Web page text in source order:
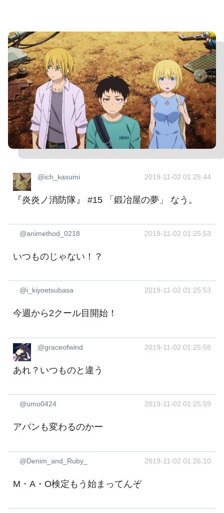
@ich_kasumi 2019-11-02 01:25:44
『炎炎ノ消防隊』 #15 「鍛冶屋の夢」 なう。
@animethod_0218 2019-11-02 01:25:53
いつものじゃない！？
@i_kiyoetsubasa 2019-11-02 01:25:53
今週から2クール目開始！
@graceofwind 2019-11-02 01:25:58
あれ？いつものと違う
@umo0424 2019-11-02 01:25:59
アバンも変わるのかー
@Denim_and_Ruby_ 2019-11-02 01:26:10
M・A・O検定もう始まってんぞ